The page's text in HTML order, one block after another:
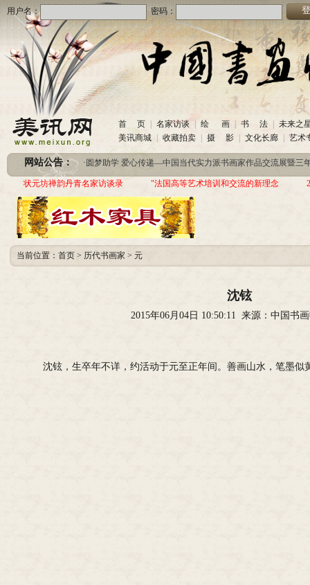
用户名： 密码：
首 页 名家访谈 绘 画 书 法
未来之
美讯商城
收藏拍卖 摄 影 文化长廊 艺术
网站公告：
· 美讯网诚招合作伙伴 (2020-10-26)
中国书画收藏频道服务咨询热线
· 圆梦助学 爱心传递—中国当代实力派书画家作品交流展暨三年帮助100位贫困儿童行动
·美讯网诚招合作伙伴(2020-10-26)
· 中国书画收藏频道服务咨询热线
(2020-06-26)
圆梦助学 爱心传递—中国当代实力派书画家作品交流展暨三年帮助100位贫困儿童行动
状元坊禅韵丹青名家访谈录 "法国高等艺术培训和交流的新理念
当前位置： 首页 > 历代书画家 > 元
沈铉
2015年06月04日 10:50:11 来源：中国书
沈铉，生卒年不详，约活动于元至正年间。善画山水，笔墨似